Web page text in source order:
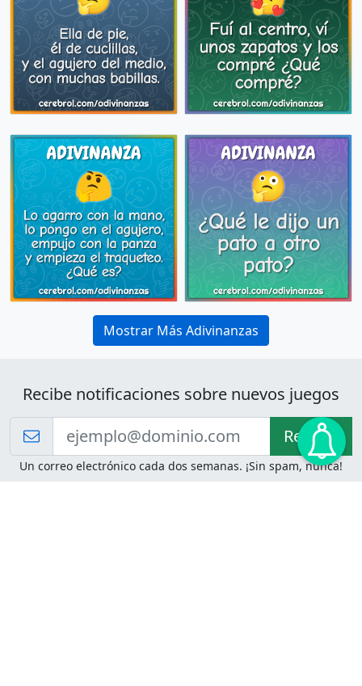
Mostrar Más Adivinanzas
Recibe notificaciones sobre nuevos juegos
Recibir!
Un correo electrónico cada dos semanas. ¡Sin spam, nunca!